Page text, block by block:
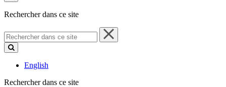
Rechercher dans ce site
Rechercher
dans
ce
English
Rechercher dans ce site